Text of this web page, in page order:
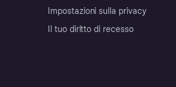
Impostazioni sulla privacy
Il tuo diritto di recesso